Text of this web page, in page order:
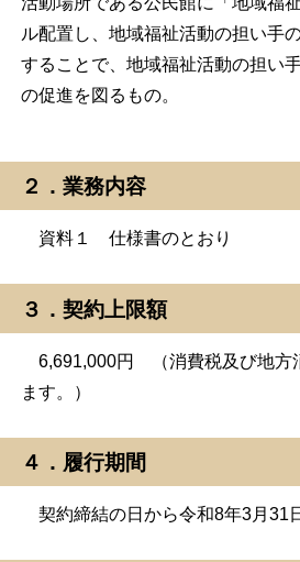
ル配置し、地域福祉活動の担い手
することで、地域福祉活動の担い
の促進を図るもの。
２．業務内容
資料１ 仕様書のとおり
３．契約上限額
6,691,000円 （消費税及び地方
ます。）
４．履行期間
契約締結の日から令和8年3月31